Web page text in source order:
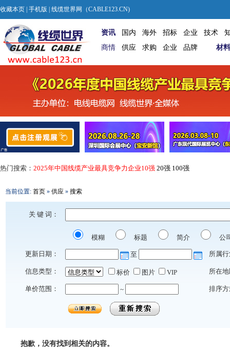
收藏本页 手机版 | 线缆世界网（CABLE123.CN)
资讯 国内 海外 招标 企业 技术
商情
供应 求购 企业 品牌 材料
热门搜索： 2025年中国线缆产业最具竞争力企业10强 20强 100强
当前位置: 首页 » 供应 » 搜索
关 键 词：
模糊 标题 简介 公
更新日期： 至 所属
信息类型： 标价 图片 VIP 所在
单价范围： ~ 排序
抱歉，没有找到相关的内容。